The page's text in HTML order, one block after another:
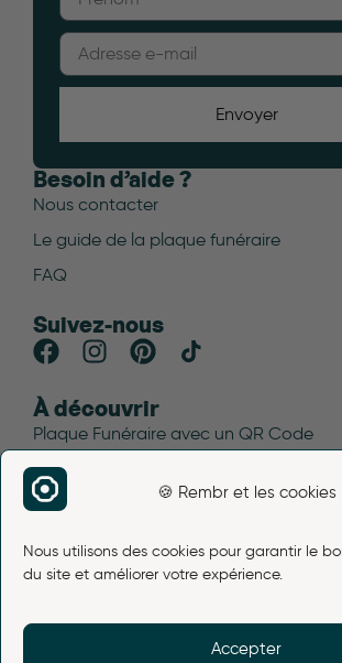
🍪 Rembr et les cookies
Nous utilisons des cookies pour garantir le
du site et améliorer votre expérience.
Accepter
Envoyer
Besoin d’aide ?
Nous contacter
Le guide de la plaque funéraire
FAQ
Suivez-nous
À découvrir
Plaque Funéraire avec un QR Code
Blog funéraire
Plan du site
Liens légaux
Conditions d’utilisation
Politique de cookies (UE)